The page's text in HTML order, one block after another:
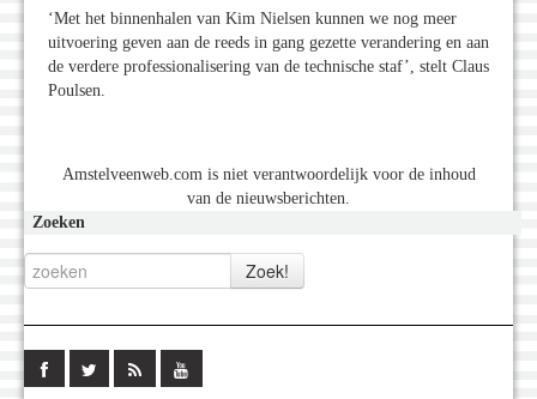
‘Met het binnenhalen van Kim Nielsen kunnen we nog meer
uitvoering geven aan de reeds in gang gezette verandering en aan
de verdere professionalisering van de technische staf’, stelt Claus
Poulsen.
Amstelveenweb.com is niet verantwoordelijk voor de inhoud
van de nieuwsberichten.
Zoeken